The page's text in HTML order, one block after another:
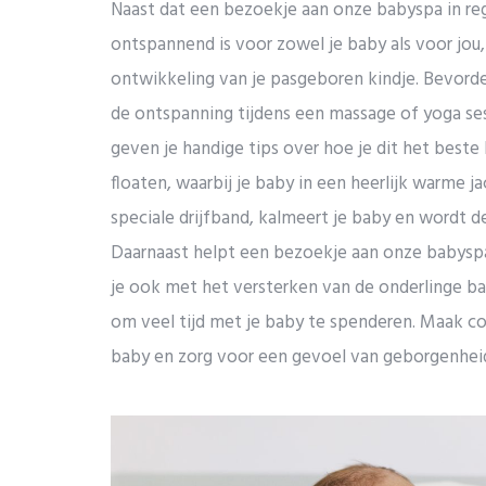
Naast dat een bezoekje aan onze babyspa in
ontspannend is voor zowel je baby als voor
ontwikkeling van je pasgeboren kindje.
de ontspanning tijdens een massage of yoga
geven je handige tips over hoe je dit het
floaten, waarbij je baby in een heerlijk warme
speciale drijfband, kalmeert je baby en wordt
Daarnaast helpt een bezoekje aan onze
je ook met het versterken van de onderlinge
om veel tijd met je baby te spenderen. Maak
baby en zorg voor een gevoel van